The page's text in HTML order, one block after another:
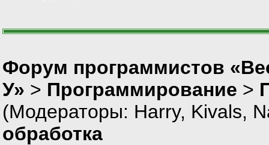
Форум программистов
У» > Программирование >
(Модераторы: Harry, Kivals,
обработка